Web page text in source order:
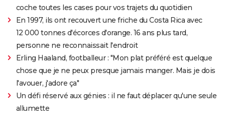
coche toutes les cases pour vos trajets du quotidien
En 1997, ils ont recouvert une friche du Costa Rica avec
12 000 tonnes d'écorces d'orange. 16 ans plus tard,
personne ne reconnaissait l'endroit
Erling Haaland, footballeur : "Mon plat préféré est quelque
chose que je ne peux presque jamais manger. Mais je dois
l'avouer, j'adore ça"
Un défi réservé aux génies : il ne faut déplacer qu'une seule
allumette